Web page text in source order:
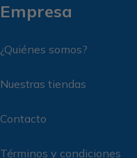
Empresa
¿Quiénes somos?
Nuestras tiendas
Contacto
Términos y condiciones